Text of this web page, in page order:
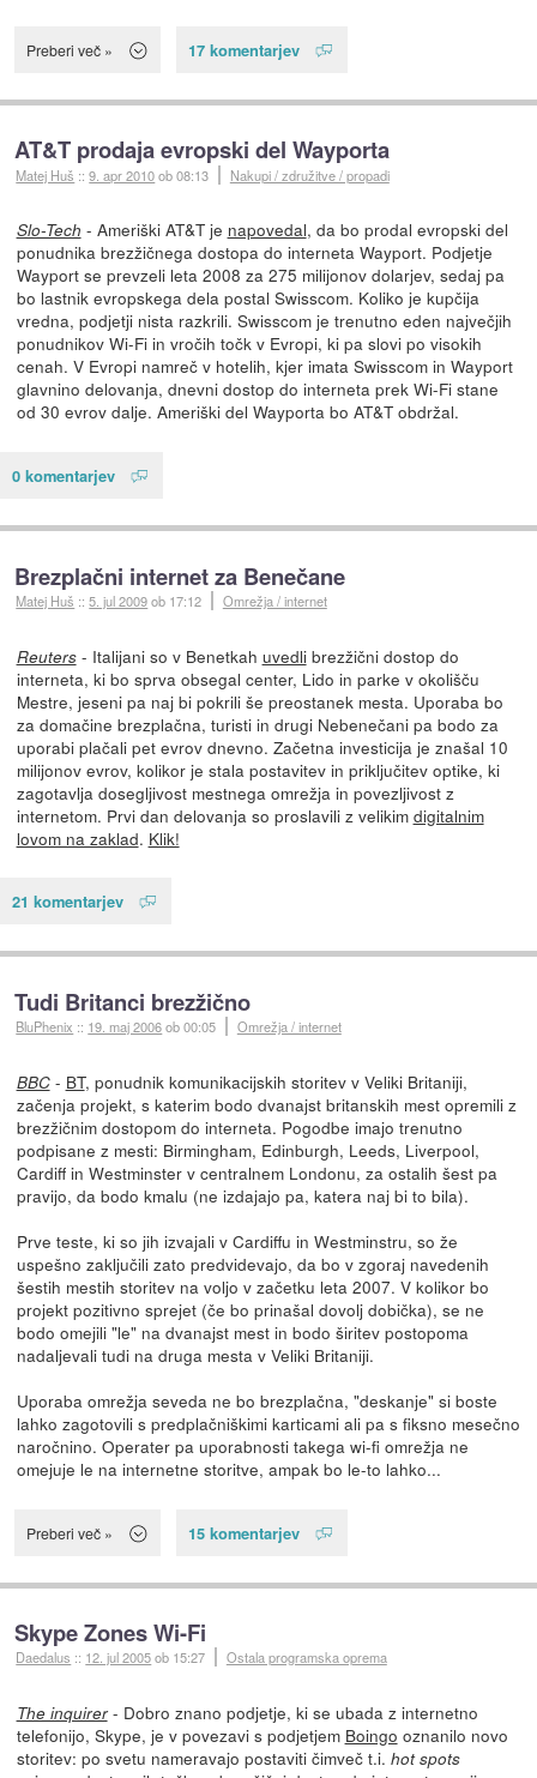
Preberi več » 17 komentarjev
AT&T prodaja evropski del Wayporta
Matej Huš ::9. apr 2010ob 08:13 Nakupi / združitve / propadi
Slo-Tech - Ameriški AT&T je napovedal, da bo prodal evropski del
ponudnika brezžičnega dostopa do interneta Wayport. Podjetje
Wayport se prevzeli leta 2008 za 275 milijonov dolarjev, sedaj pa
bo lastnik evropskega dela postal Swisscom. Koliko je kupčija
vredna, podjetji nista razkrili. Swisscom je trenutno eden največjih
ponudnikov Wi-Fi in vročih točk v Evropi, ki pa slovi po visokih
cenah. V Evropi namreč v hotelih, kjer imata Swisscom in Wayport
glavnino delovanja, dnevni dostop do interneta prek Wi-Fi stane
od 30 evrov dalje. Ameriški del Wayporta bo AT&T obdržal.
0 komentarjev
Brezplačni internet za Benečane
Matej Huš ::5. jul 2009ob 17:12 Omrežja / internet
Reuters- Italijani so v Benetkah uvedlibrezžični dostop do
interneta, ki bo sprva obsegal center, Lido in parke v okolišču
Mestre, jeseni pa naj bi pokrili še preostanek mesta. Uporaba bo
za domačine brezplačna, turisti in drugi Nebenečani pa bodo za
uporabi plačali pet evrov dnevno. Začetna investicija je znašal 10
milijonov evrov, kolikor je stala postavitev in priključitev optike, ki
zagotavlja dosegljivost mestnega omrežja in povezljivost z
internetom. Prvi dan delovanja so proslavili z velikim digitalnim
lovom na zaklad. Klik!
21 komentarjev
Tudi Britanci brezžično
BluPhenix :: 19. maj 2006ob 00:05 Omrežja / internet
BBC- BT, ponudnik komunikacijskih storitev v Veliki Britaniji,
začenja projekt, s katerim bodo dvanajst britanskih mest opremili z
brezžičnim dostopom do interneta. Pogodbe imajo trenutno
podpisane z mesti: Birmingham, Edinburgh, Leeds, Liverpool,
Cardiff in Westminster v centralnem Londonu, za ostalih šest pa
pravijo, da bodo kmalu (ne izdajajo pa, katera naj bi to bila).
Prve teste, ki so jih izvajali v Cardiffu in Westminstru, so že
uspešno zaključili zato predvidevajo, da bo v zgoraj navedenih
šestih mestih storitev na voljo v začetku leta 2007. V kolikor bo
projekt pozitivno sprejet (če bo prinašal dovolj dobička), se ne
bodo omejili "le" na dvanajst mest in bodo širitev postopoma
nadaljevali tudi na druga mesta v Veliki Britaniji.
Uporaba omrežja seveda ne bo brezplačna, "deskanje" si boste
lahko zagotovili s predplačniškimi karticami ali pa s fiksno mesečno
naročnino. Operater pa uporabnosti takega wi-fi omrežja ne
omejuje le na internetne storitve, ampak bo le-to lahko...
Preberi več » 15 komentarjev
Skype Zones Wi-Fi
Daedalus :: 12. jul 2005ob 15:27 Ostala programska oprema
The inquirer- Dobro znano podjetje, ki se ubada z internetno
telefonijo, Skype, je v povezavi s podjetjem Boingo oznanilo novo
storitev: po svetu nameravajo postaviti čimveč t.i. hot spots